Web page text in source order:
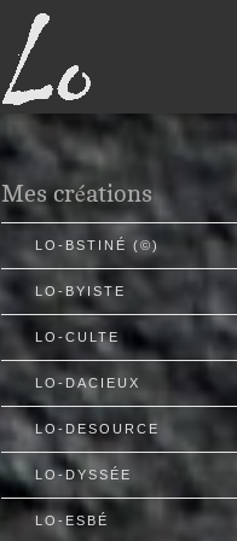
Mes créations
LO-BSTINÉ (©)
LO-BYISTE
LO-CULTE
LO-DACIEUX
LO-DESOURCE
LO-DYSSÉE
LO-ESBÉ